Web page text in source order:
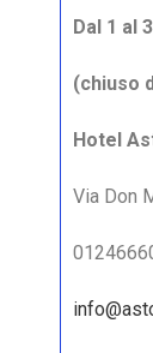
Dal 1 al
(chiuso
Hotel
Via Don